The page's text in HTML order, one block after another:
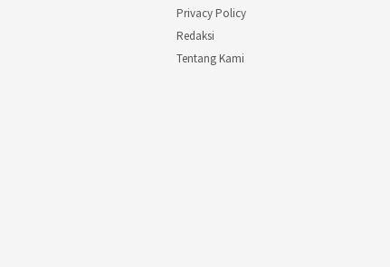
Privacy Policy
Redaksi
Tentang Kami